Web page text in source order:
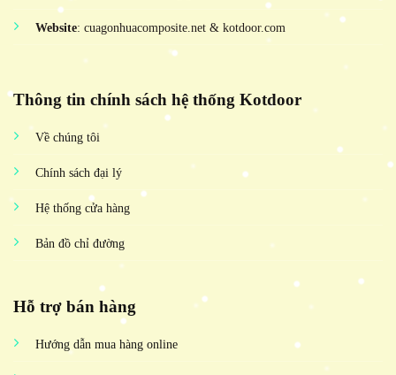
Website: cuagonhuacomposite.net & kotdoor.com
Thông tin chính sách hệ thống Kotdoor
Về chúng tôi
Chính sách đại lý
Hệ thống cửa hàng
Bản đồ chỉ đường
Hỗ trợ bán hàng
Hướng dẫn mua hàng online